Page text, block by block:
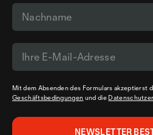
Mit dem Absenden des Formulars akzeptierst
Geschäftsbedingungen und die